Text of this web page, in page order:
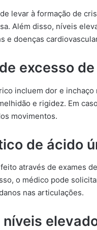
levar à formação de
Além disso, níveis
e doenças
excesso
incluem dor e
e rigidez. Em
movimentos.
de ácido
através de exames
o médico pode
nas articulações.